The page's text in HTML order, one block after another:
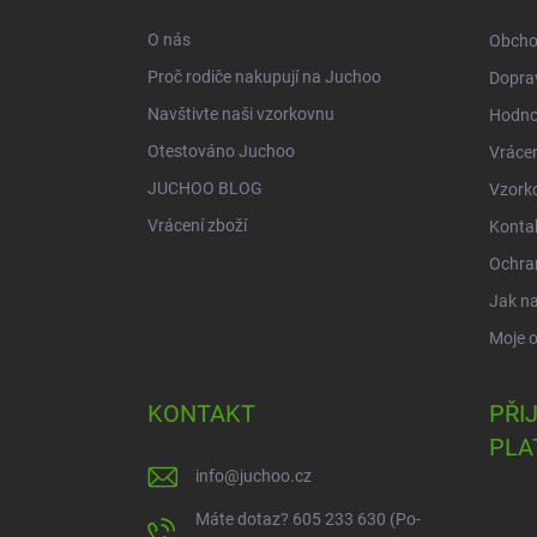
O nás
Proč rodiče nakupují na Juchoo
Navštivte naši vzorkovnu
Otestováno Juchoo
JUCHOO BLOG
Vrácení zboží
Jak
Moje
KONTAKT
info@juchoo.cz
Máte dotaz? 605 233 630 (Po-